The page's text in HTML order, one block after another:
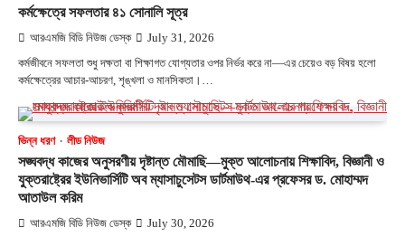
কর্মক্ষেত্রে সফলতার ৪১ সোনালি সূত্র
আরএমজি বিডি নিউজ ডেস্ক July 31, 2026
কর্মজীবনে সফলতা শুধু দক্ষতা বা শিক্ষাগত যোগ্যতার ওপর নির্ভর করে না—এর চেয়েও বড় বিষয় হলো
কর্মক্ষেত্রের আচার-আচরণ, শৃঙ্খলা ও মানসিকতা।…
ভিন্ন ধরণ লীড নিউজ
সঙ্ঘবদ্ধ কাজের অনুসরণীয় দৃষ্টান্ত মৌমাছি—মুক্ত আলোচনায় শিক্ষাবিদ, বিজ্ঞানী ও
যুক্তরাষ্ট্রের ইউনিভার্সিটি অব ম্যাসাচুসেটস ডার্টমাউথ-এর প্রফেসর ড. মোহাম্মদ
আতাউল করিম
আরএমজি বিডি নিউজ ডেস্ক July 30, 2026